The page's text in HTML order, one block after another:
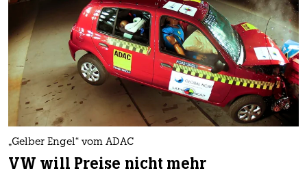
„Gelber Engel“ vom ADAC
VW will Preise nicht mehr